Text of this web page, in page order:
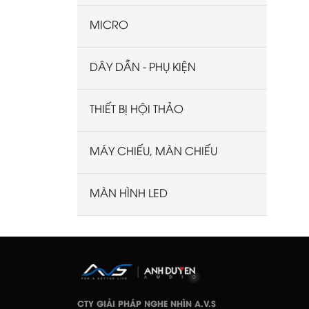
MICRO
DÂY DẪN - PHỤ KIỆN
THIẾT BỊ HỘI THẢO
MÁY CHIẾU, MÀN CHIẾU
MÀN HÌNH LED
CTY GIẢI PHÁP NGHE NHÌN A.V.S